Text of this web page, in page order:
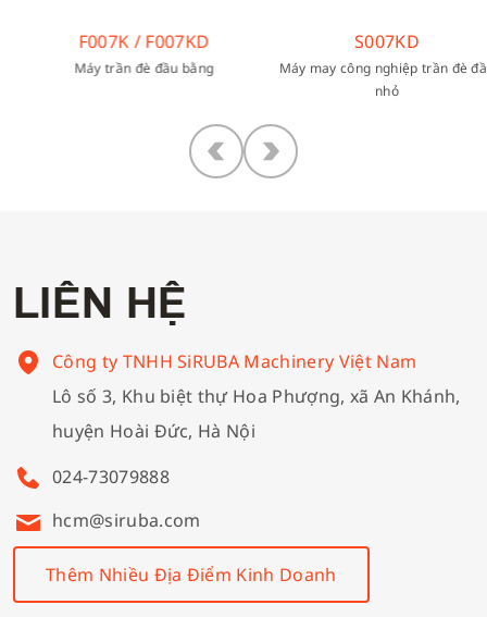
Máy may công nghiệp trần đè đầu
Máy trần đè
LIÊN HỆ
Công ty TNHH SiRUBA Machinery Việt Nam
Lô số 3, Khu biệt thự Hoa Phượng, xã An Khánh,
huyện Hoài Đức, Hà Nội
024-73079888
hcm@siruba.com
Thêm Nhiều Địa Điểm Kinh Doanh